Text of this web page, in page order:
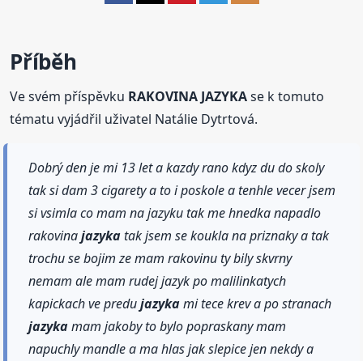
Příběh
Ve svém příspěvku RAKOVINA JAZYKAse k tomuto
tématu vyjádřil uživatel Natálie Dytrtová.
Dobrý den je mi 13 let a kazdy rano kdyz du do skoly
tak si dam 3 cigarety a to i poskole a tenhle vecer jsem
si vsimla co mam na jazyku tak me hnedka napadlo
rakovinajazykatak jsem se koukla na priznaky a tak
trochu se bojim ze mam rakovinu ty bily skvrny
nemam ale mam rudej jazyk po malilinkatych
kapickach ve predujazykami tece krev a po stranach
jazykamam jakoby to bylo popraskany mam
napuchly mandle a ma hlas jak slepice jen nekdy a